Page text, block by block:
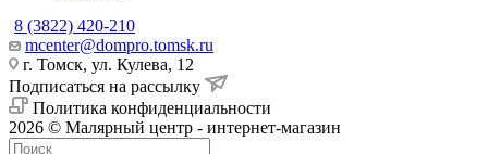
8 (3822) 420-210
mcenter@dompro.tomsk.ru
г. Томск, ул. Кулева, 12
Подписаться на рассылку
Политика конфиденциальности
2026 © Малярный центр - интернет-магазин